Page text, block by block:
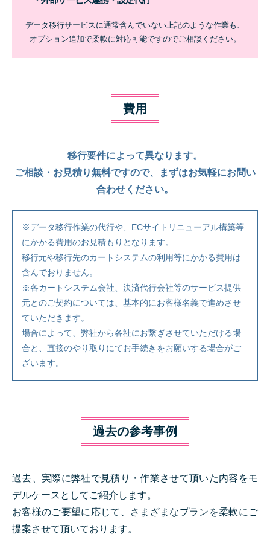
データ移行サービスに通常含んでいない上記のような作業も、
オプション追加で柔軟に対応可能ですのでご相談ください。
費用
移行要件によって異なります。
ご相談・お見積り無料ですので、まずはお気軽にお問い
合わせください。
※データ移行作業の代行や、ECサイトリニューアル構築等
にかかる費用のお見積もりとなります。
移行元や移行先のカートシステムの利用等にかかる費用は
含んでおりません。
※各カートシステム会社、決済代行会社等のサービス提供
元とのご契約については、基本的にお客様名義で進めさせ
ていただきます。
場合によって、弊社から各社にお繋ぎさせていただける場
合と、直接のやり取りにてお手続きをお願いする場合がご
ざいます。
過去の参考事例
過去、実際に弊社で見積り・作業させて頂いた内容をモ
デルケースとしてご紹介します。
お客様のご要望に応じて、さまざまなプランを柔軟にご
提案させて頂いております。